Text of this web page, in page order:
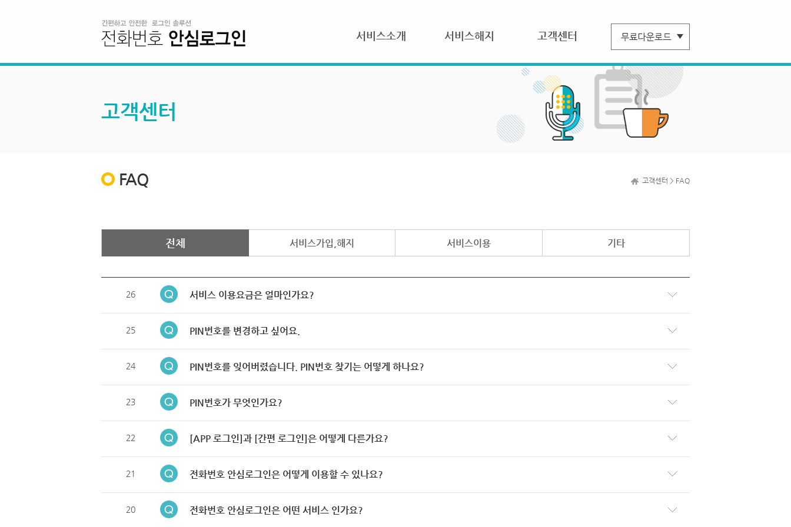
서비스소개 서비스해지 고객센터
고객센터
FAQ 고객센터 > FAQ
전체 서비스가입,해지 서비스이용 기타
26 서비스 이용요금은 얼마인가요?
25 PIN번호를 변경하고 싶어요.
24 PIN번호를 잊어버렸습니다. PIN번호 찾기는 어떻게 하나요?
23 PIN번호가 무엇인가요?
22 [APP 로그인]과 [간편 로그인]은 어떻게 다른가요?
21 전화번호 안심로그인은 어떻게 이용할 수 있나요?
20 전화번호 안심로그인은 어떤 서비스 인가요?